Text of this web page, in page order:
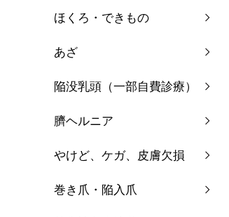
ほくろ・できもの
あざ
陥没乳頭（一部自費診療）
臍ヘルニア
やけど、ケガ、皮膚欠損
巻き爪・陥入爪